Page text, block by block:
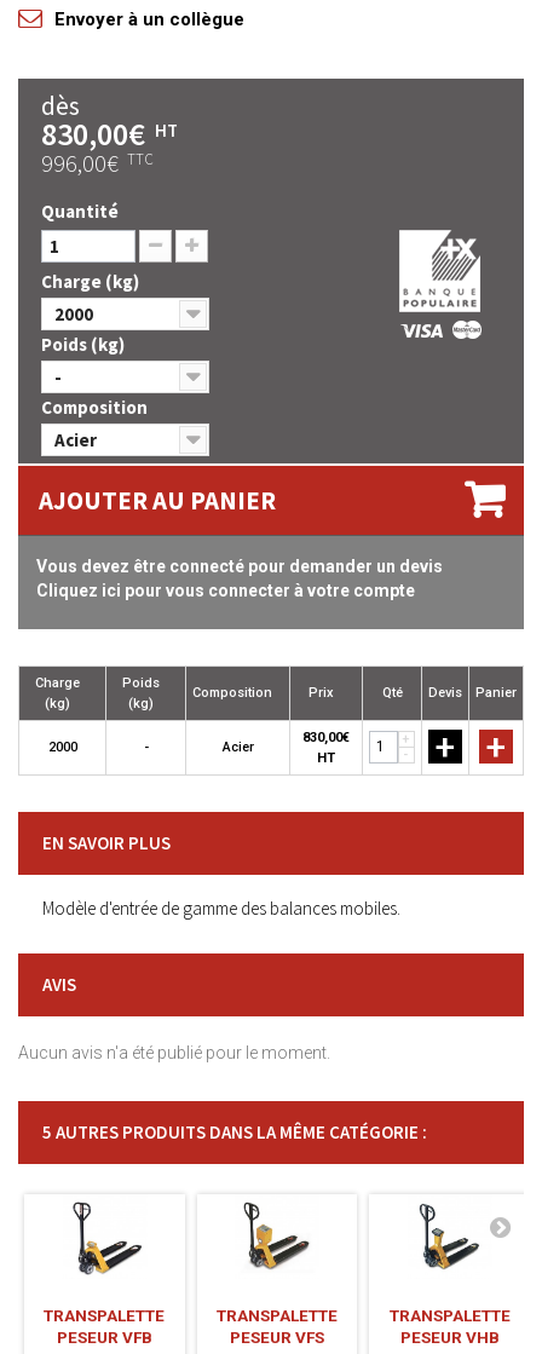
Envoyer à un collègue
dès
830,00€ HT
996,00€ TTC
Quantité
Charge (kg)
2000
Poids (kg)
-
Composition
Acier
AJOUTER AU PANIER
Vous devez être connecté pour demander un devis
Cliquez ici pour vous connecter à votre compte
Charge
(kg)
Poids
(kg)
Composition Prix Qté Devis Panier
2000 - Acier
830,00€
HT
+
-
+ +
EN SAVOIR PLUS
Modèle d'entrée de gamme des balances mobiles.
AVIS
Aucun avis n'a été publié pour le moment.
5 AUTRES PRODUITS DANS LA MÊME CATÉGORIE :
TRANSPALETTE
PESEUR VFB
TRANSPALETTE
PESEUR VFS
TRANSPALETTE
PESEUR VHB